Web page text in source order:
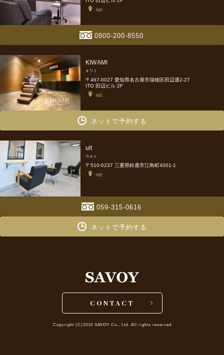
地図
0800-200-8550
KIWAMI
キワミ
〒467-0027 愛知県名古屋市瑞穂区田辺通2-27
ITO 田辺ビル 2F
地図
ネットで予約する
ult
ウルト
〒510-0237 三重県鈴鹿市江島町4001-1
地図
059-315-0616
ネットで予約する
CONTACT
Copyright (C)2016 SAVOY Co., Ltd. All rights reserved